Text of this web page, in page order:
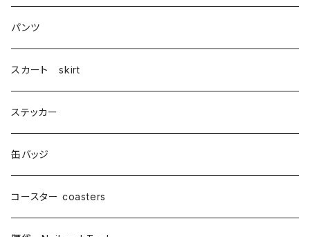
パンツ
スカート skirt
ステッカー
缶バッジ
コースター coasters